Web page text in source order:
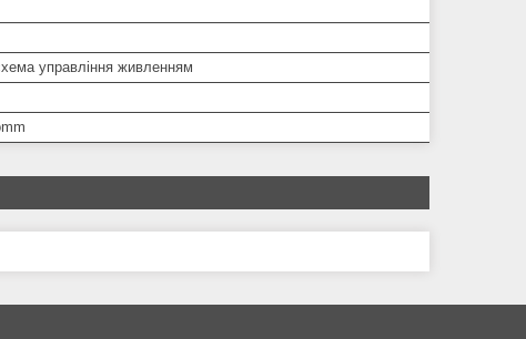
управління живленням